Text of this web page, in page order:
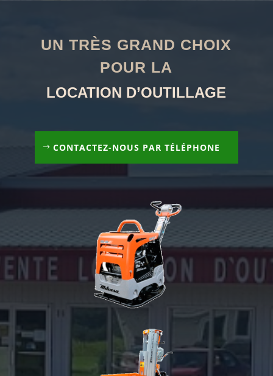
UN TRÈS GRAND CHOIX
POUR LA
LOCATION D’OUTILLAGE
CONTACTEZ-NOUS PAR TÉLÉPHONE